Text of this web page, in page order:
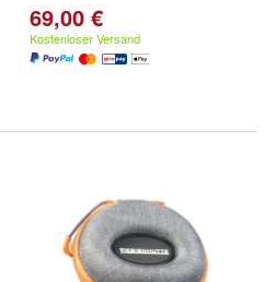
69,00 €
Kostenloser Versand